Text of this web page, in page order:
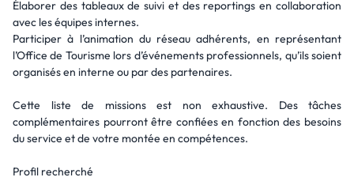
Élaborer des tableaux de suivi et des reportings en collaboration
avec les équipes internes.
Participer à l’animation du réseau adhérents, en représentant
l’Office de Tourisme lors d’événements professionnels, qu’ils soient
organisés en interne ou par des partenaires.
Cette liste de missions est non exhaustive. Des tâches
complémentaires pourront être confiées en fonction des besoins
du service et de votre montée en compétences.
Profil recherché